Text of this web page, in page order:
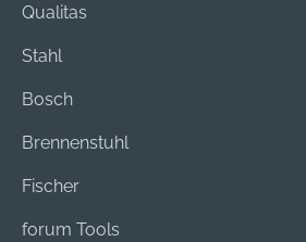
Qualitas
Stahl
Bosch
Brennenstuhl
Fischer
forum Tools